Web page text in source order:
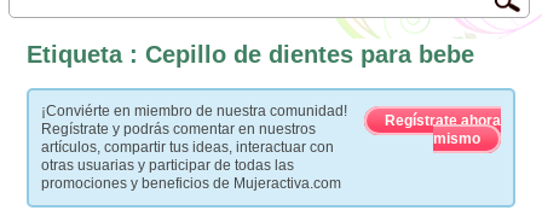
Etiqueta : Cepillo de dientes para bebe
¡Conviérte en miembro de nuestra comunidad!
Regístrate y podrás comentar en nuestros
artículos, compartir tus ideas, interactuar con
otras usuarias y participar de todas las
promociones y beneficios de Mujeractiva.com
Regístrate ahora
mismo